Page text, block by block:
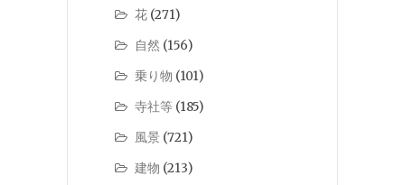
花 (271)
自然 (156)
乗り物 (101)
寺社等 (185)
風景 (721)
建物 (213)